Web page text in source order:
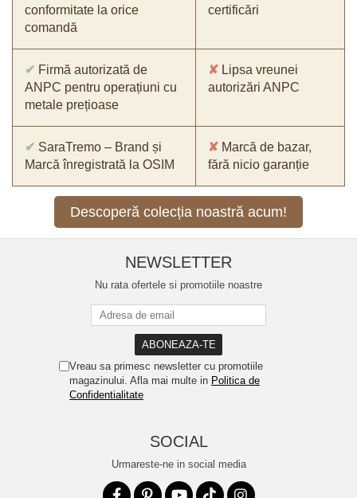
conformitate la orice
comandă
certificări
✔ Firmă autorizată de
ANPC pentru operațiuni cu
metale prețioase
✘ Lipsa vreunei
autorizări ANPC
✔ SaraTremo – Brand și
Marcă înregistrată la OSIM
✘ Marcă de bazar,
fără nicio garanție
Descoperă colecția noastră acum!
NEWSLETTER
Nu rata ofertele si promotiile noastre
Vreau sa primesc newsletter cu promotiile
magazinului. Afla mai multe in Politica de
Confidentialitate
SOCIAL
Urmareste-ne in social media